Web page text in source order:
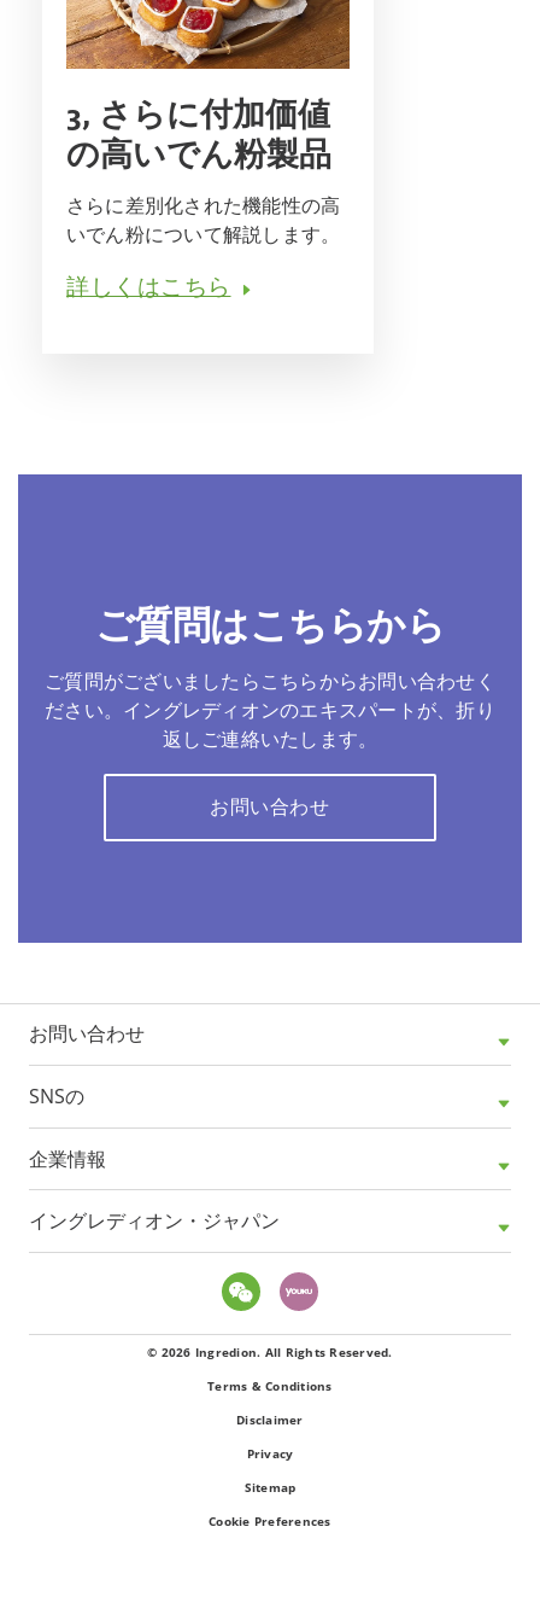
3, さらに付加価値
の高いでん粉製品
さらに差別化された機能性の高
いでん粉について解説します。
詳しくはこちら
ご質問はこちらから
ご質問がございましたらこちらからお問い合わせく
ださい。イングレディオンのエキスパートが、折り
返しご連絡いたします。
お問い合わせ
お問い合わせ
SNSの
企業情報
イングレディオン・ジャパン
© 2026 Ingredion. All Rights Reserved.
Terms & Conditions
Disclaimer
Privacy
Sitemap
Cookie Preferences